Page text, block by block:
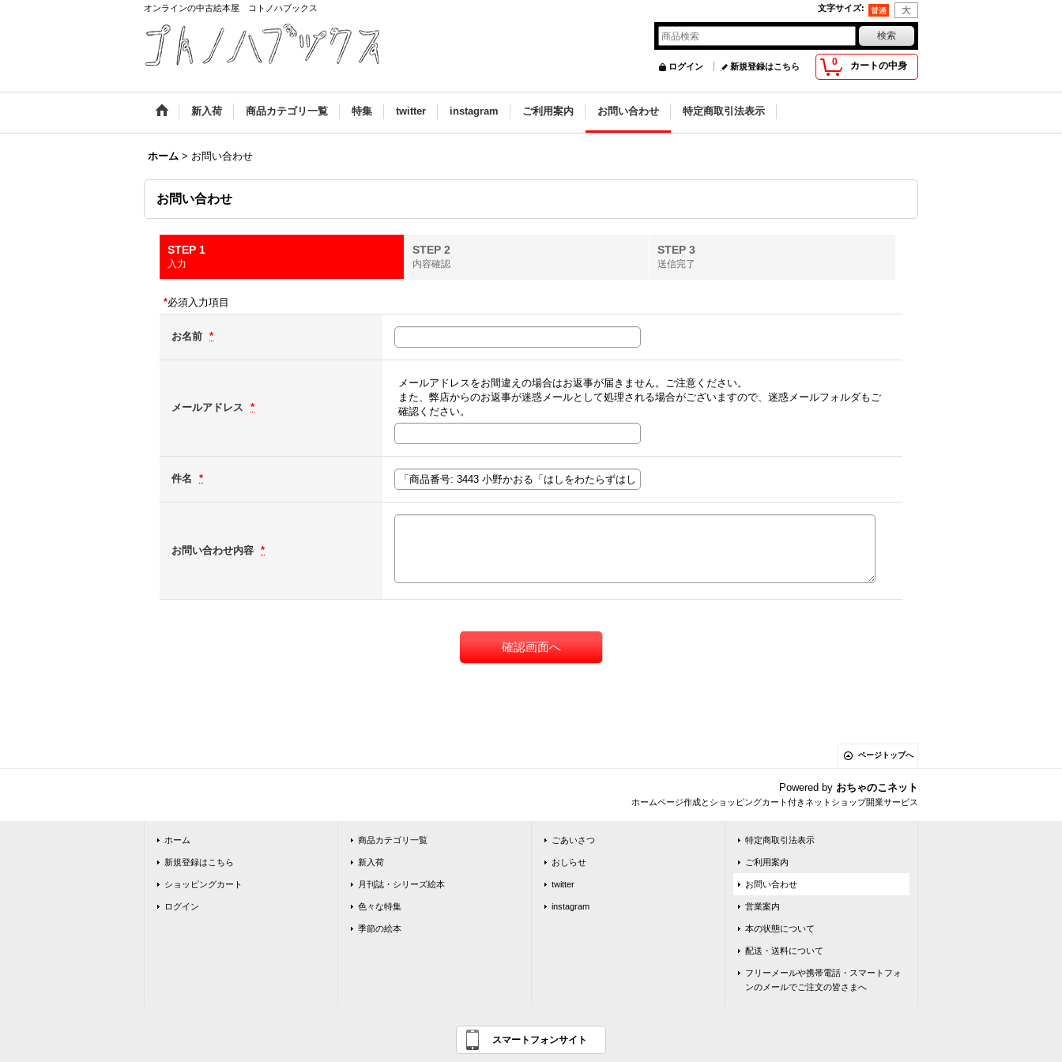
オンラインの中古絵本屋 コトノハブックス 文字サイズ:
0 カートの中身
ログイン 新規登録はこちら
新入荷 商品カテゴリ一覧 特集 twitter instagram ご利用案内 お問い合わせ 特定商取引法表示
ホーム > お問い合わせ
お問い合わせ
STEP 1
入力
STEP 2
内容確認
STEP 3
送信完了
*必須入力項目
お名前 *
メールアドレス *
メールアドレスをお間違えの場合はお返事が届きません。ご注意ください。
また、弊店からのお返事が迷惑メールとして処理される場合がございますので、迷惑メールフォルダもご
確認ください。
件名 *
お問い合わせ内容 *
ページトップへ
Powered by おちゃのこネット
ホームページ作成とショッピングカート付きネットショップ開業サービス
ホーム
新規登録はこちら
ショッピングカート
ログイン
商品カテゴリ一覧
新入荷
月刊誌・シリーズ絵本
色々な特集
季節の絵本
ごあいさつ
おしらせ
twitter
instagram
特定商取引法表示
ご利用案内
お問い合わせ
営業案内
本の状態について
配送・送料について
フリーメールや携帯電話・スマートフォ
ンのメールでご注文の皆さまへ
スマートフォンサイト